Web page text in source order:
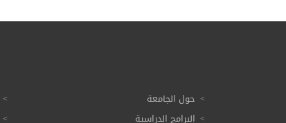
حول الجامعة
البرامج الدراسية